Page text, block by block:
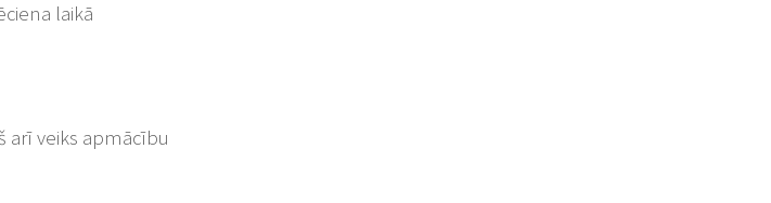
laikā
arī veiks apmācību